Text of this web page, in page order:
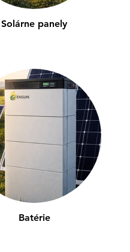
Solárne panely
Batérie